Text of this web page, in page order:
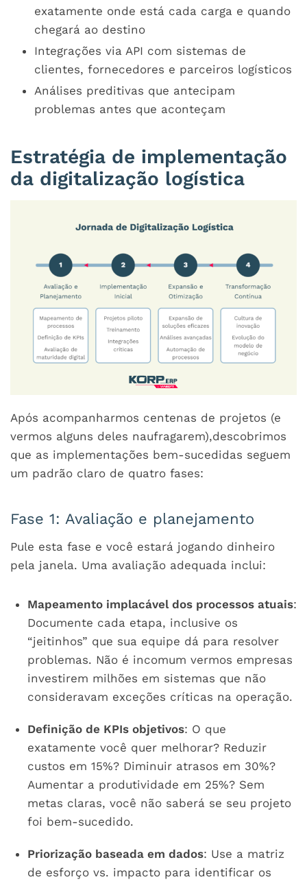
exatamente onde está cada carga e quando
chegará ao destino
Integrações via API com sistemas de
clientes, fornecedores e parceiros logísticos
Análises preditivas que antecipam
problemas antes que aconteçam
Estratégia de implementação
da digitalização logística
Após acompanharmos centenas de projetos (e
vermos alguns deles naufragarem),descobrimos
que as implementações bem-sucedidas seguem
um padrão claro de quatro fases:
Fase 1: Avaliação e planejamento
Pule esta fase e você estará jogando dinheiro
pela janela. Uma avaliação adequada inclui:
Mapeamento implacável dos processos atuais:
Documente cada etapa, inclusive os
“jeitinhos” que sua equipe dá para resolver
problemas. Não é incomum vermos empresas
investirem milhões em sistemas que não
consideravam exceções críticas na operação.
Definição de KPIs objetivos: O que
exatamente você quer melhorar? Reduzir
custos em 15%? Diminuir atrasos em 30%?
Aumentar a produtividade em 25%? Sem
metas claras, você não saberá se seu projeto
foi bem-sucedido.
Priorização baseada em dados: Use a matriz
de esforço vs. impacto para identificar os